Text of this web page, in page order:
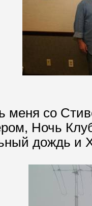
со
Ночь
дождь и